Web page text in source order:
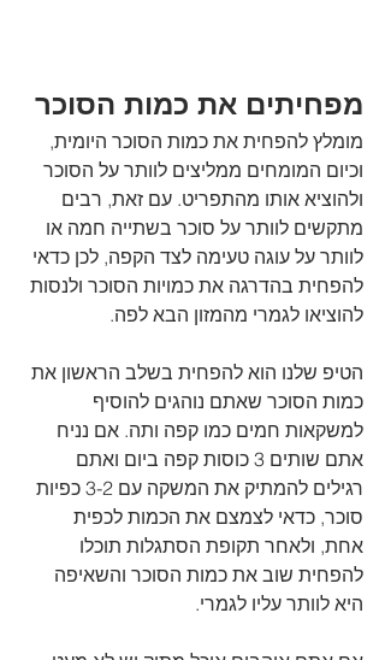
מפחיתים את כמות הסוכר
מומלץ להפחית את כמות הסוכר היומית,
וכיום המומחים ממליצים לוותר על הסוכר
ולהוציא אותו מהתפריט. עם זאת, רבים
מתקשים לוותר על סוכר בשתייה חמה או
לוותר על עוגה טעימה לצד הקפה, לכן כדאי
להפחית בהדרגה את כמויות הסוכר ולנסות
להוציאו לגמרי מהמזון הבא לפה.
הטיפ שלנו הוא להפחית בשלב הראשון את
כמות הסוכר שאתם נוהגים להוסיף
למשקאות חמים כמו קפה ותה. אם נניח
אתם שותים 3 כוסות קפה ביום ואתם
רגילים להמתיק את המשקה עם 3-2 כפיות
סוכר, כדאי לצמצם את הכמות לכפית
אחת, ולאחר תקופת הסתגלות תוכלו
להפחית שוב את כמות הסוכר והשאיפה
היא לוותר עליו לגמרי.